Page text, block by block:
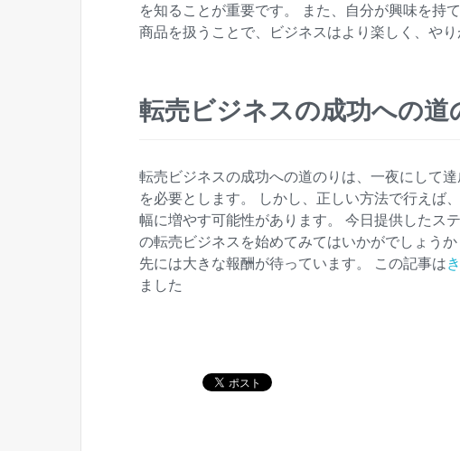
を知ることが重要です。 また、自分が興味を持
商品を扱うことで、ビジネスはより楽しく、やり
転売ビジネスの成功への道
転売ビジネスの成功への道のりは、一夜にして
を必要とします。 しかし、正しい方法で行えば
幅に増やす可能性があります。 今日提供したス
の転売ビジネスを始めてみてはいかがでしょう
先には大きな報酬が待っています。 この記事は
ました